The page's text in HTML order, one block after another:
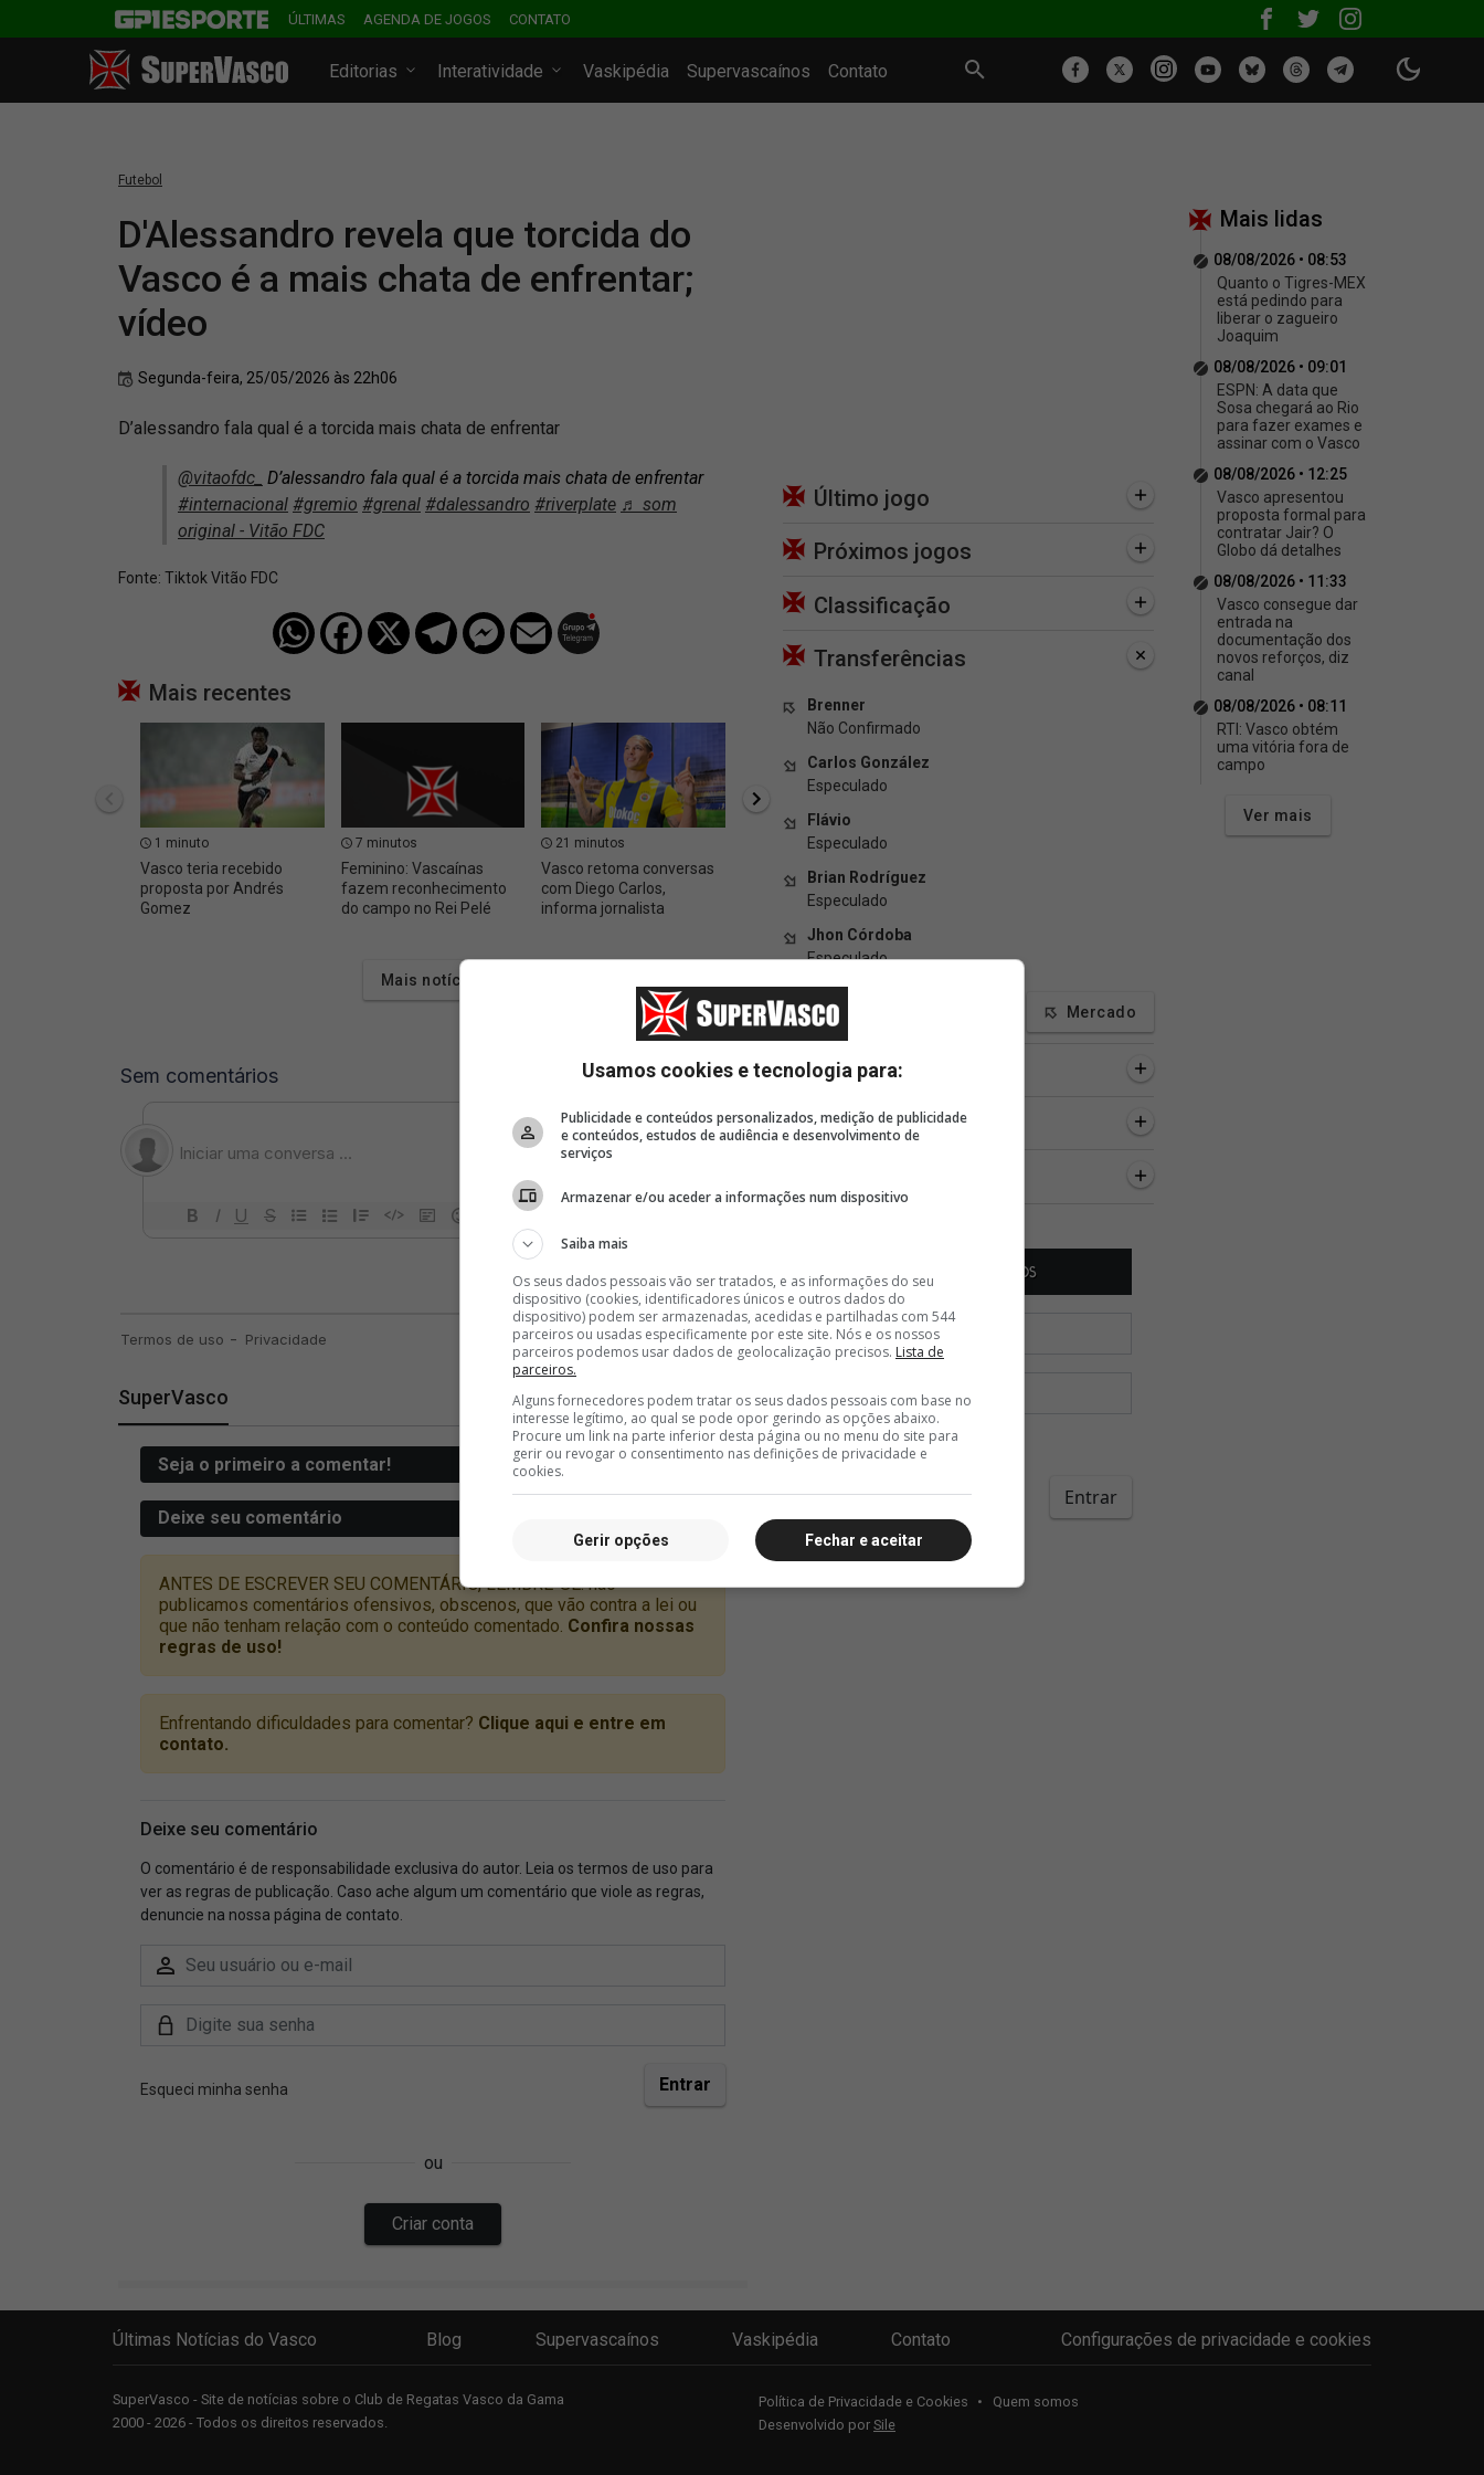
ÚLTIMAS AGENDA DE JOGOS CONTATO
Editorias Interatividade Vaskipédia Supervascaínos Contato
Futebol
D'Alessandro revela que torcida do
Vasco é a mais chata de enfrentar;
vídeo
Segunda-feira, 25/05/2026 às 22h06
D’alessandro fala qual é a torcida mais chata de enfrentar
@vitaofdc_ D’alessandro fala qual é a torcida mais chata de enfrentar
#internacional #gremio #grenal #dalessandro #riverplate ♬ som
original - Vitão FDC
Fonte: Tiktok Vitão FDC
Mais recentes
1 minuto
Vasco teria recebido
proposta por Andrés
Gomez
7 minutos
Feminino: Vascaínas
fazem reconhecimento
do campo no Rei Pelé
21 minutos
Vasco retoma conversas
com Diego Carlos,
informa jornalista
23 minutos
Antes preocupação,
Andrés Gómez deve
enfrentar o Bahia
Mais notícias
SuperVasco
Último jogo
Próximos jogos
Classificação
Transferências
Brenner
Não Confirmado
Carlos González
Especulado
Flávio
Especulado
Brian Rodríguez
Especulado
Jhon Córdoba
Especulado
Especulação Mercado
Estatísticas
Blogs
Mais lidas
08/08/2026 • 08:53
Quanto o Tigres-MEX
está pedindo para
liberar o zagueiro
Joaquim
08/08/2026 • 09:01
ESPN: A data que
Sosa chegará ao Rio
para fazer exames e
assinar com o Vasco
08/08/2026 • 12:25
Vasco apresentou
proposta formal para
contratar Jair? O
Globo dá detalhes
08/08/2026 • 11:33
Vasco consegue dar
entrada na
documentação dos
novos reforços, diz
canal
08/08/2026 • 08:11
RTI: Vasco obtém
uma vitória fora de
campo
Ver mais
Últimas Notícias do Vasco Blog Supervascaínos Vaskipédia Contato Configurações de privacidade e cookies
SuperVasco - Site de notícias sobre o Club de Regatas Vasco da Gama
2000 - 2026 - Todos os direitos reservados.
Política de Privacidade e Cookies •
Quem somos
Desenvolvido por Sile
Usamos cookies e tecnologia para:
Publicidade e conteúdos personalizados, medição de publicidade
e conteúdos, estudos de audiência e desenvolvimento de
serviços
Armazenar e/ou aceder a informações num dispositivo
Saiba mais
Os seus dados pessoais vão ser tratados, e as informações do seu
dispositivo (cookies, identificadores únicos e outros dados do
dispositivo) podem ser armazenadas, acedidas e partilhadas com 544
parceiros ou usadas especificamente por este site. Nós e os nossos
parceiros podemos usar dados de geolocalização precisos. Lista de
parceiros.
Alguns fornecedores podem tratar os seus dados pessoais com base no
interesse legítimo, ao qual se pode opor gerindo as opções abaixo.
Procure um link na parte inferior desta página ou no menu do site para
gerir ou revogar o consentimento nas definições de privacidade e
cookies.
Fechar e aceitar
Gerir opções